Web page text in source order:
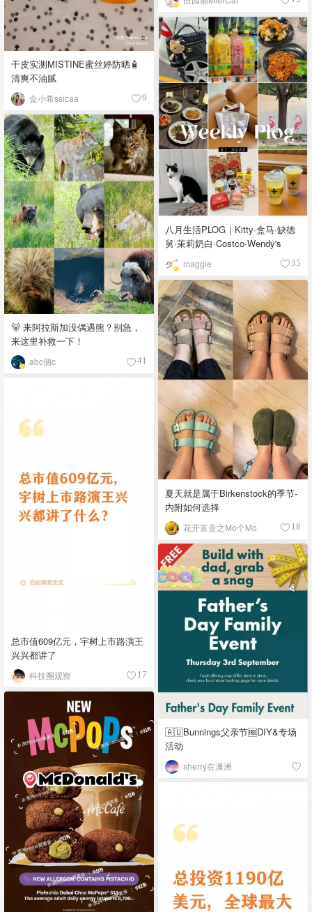
干皮实测MISTINE蜜丝婷防晒🧴
清爽不油腻
金小希ssicaa 9
八月生活PLOG｜Kitty·盒马·缺德
舅·茉莉奶白·Costco·Wendy's
maggie 35
🐻 来阿拉斯加没偶遇熊？别急，
来这里补救一下！
abc個c 41
夏天就是属于Birkenstock的季节-
内附如何选择
花开富贵之Mo个Mo 18
总市值609亿元，宇树上市路演王
兴兴都讲了
科技圈观察 17
🇦🇺Bunnings父亲节🆓DIY&专场
活动
sherry在澳洲